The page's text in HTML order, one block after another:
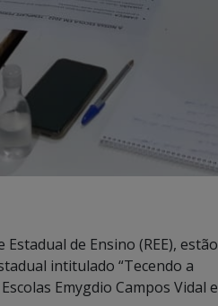
de Ensino (REE), estão
intitulado “Tecendo a
Emygdio Campos Vidal e